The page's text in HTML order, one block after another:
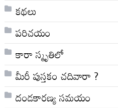
కథలు
పరిచయం
కారా స్మృతిలో
మీరీ పుస్తకం చదివారా ?
దండకారణ్య సమయం